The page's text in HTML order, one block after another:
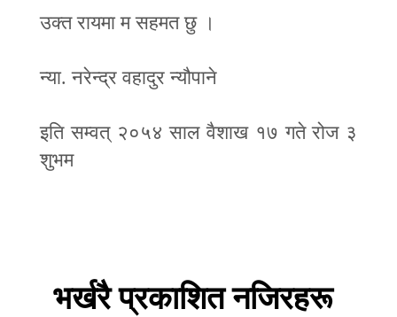
उक्त रायमा म सहमत छु ।
न्या. नरेन्द्र वहादुर न्यौपाने
इति सम्वत् २०५४ साल वैशाख १७ गते रोज ३
शुभम
भर्खरै प्रकाशित नजिरहरू